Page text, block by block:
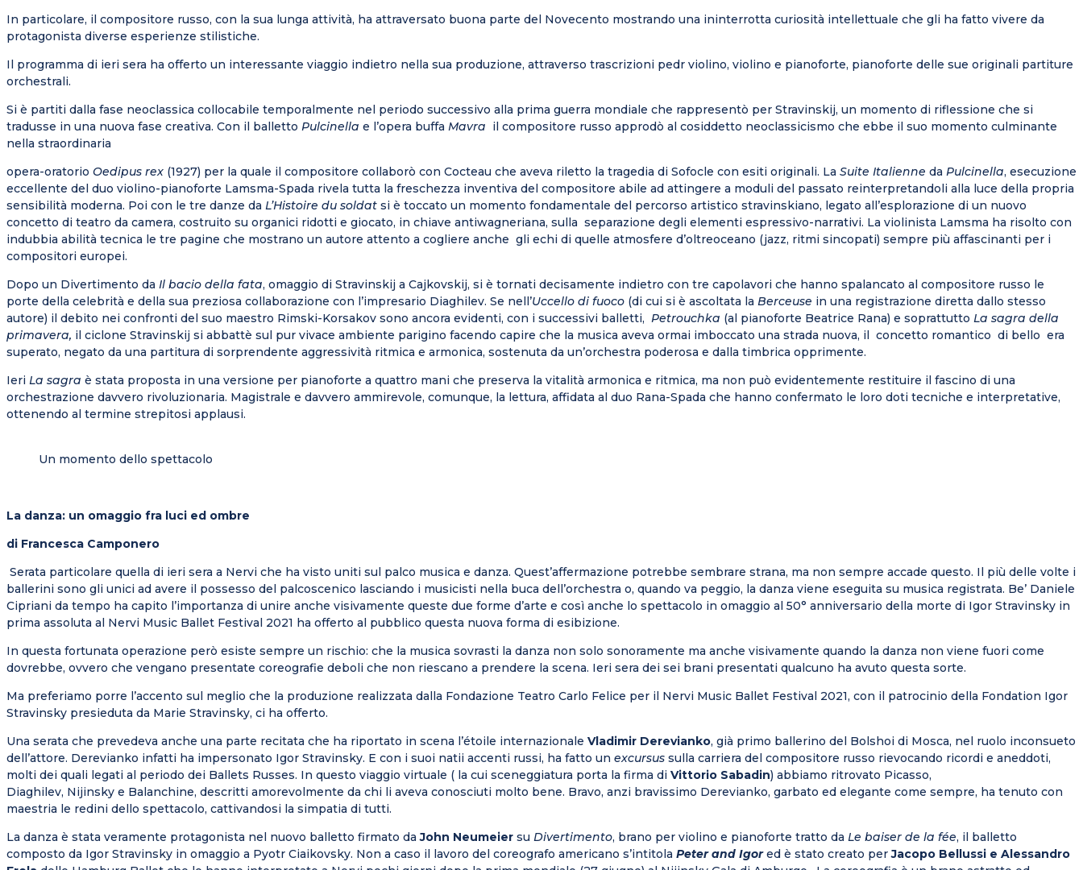
In particolare, il compositore russo, con la sua lunga attività, ha attraversato buona parte del Novecento mostrando una ininterrotta curiosità intellettuale che gli ha fatto vivere da
protagonista diverse esperienze stilistiche.
Il programma di ieri sera ha offerto un interessante viaggio indietro nella sua produzione, attraverso trascrizioni pedr violino, violino e pianoforte, pianoforte delle sue originali partiture
orchestrali.
Si è partiti dalla fase neoclassica collocabile temporalmente nel periodo successivo alla prima guerra mondiale che rappresentò per Stravinskij, un momento di riflessione che si
tradusse in una nuova fase creativa. Con il balletto Pulcinella e l’opera buffa Mavra il compositore russo approdò al cosiddetto neoclassicismo che ebbe il suo momento culminante
nella straordinaria
opera-oratorio Oedipus rex (1927) per la quale il compositore collaborò con Cocteau che aveva riletto la tragedia di Sofocle con esiti originali. La Suite Italienne da Pulcinella, esecuzione
eccellente del duo violino-pianoforte Lamsma-Spada rivela tutta la freschezza inventiva del compositore abile ad attingere a moduli del passato reinterpretandoli alla luce della propria
sensibilità moderna. Poi con le tre danze da L’Histoire du soldat si è toccato un momento fondamentale del percorso artistico stravinskiano, legato all’esplorazione di un nuovo
concetto di teatro da camera, costruito su organici ridotti e giocato, in chiave antiwagneriana, sulla separazione degli elementi espressivo-narrativi. La violinista Lamsma ha risolto con
indubbia abilità tecnica le tre pagine che mostrano un autore attento a cogliere anche gli echi di quelle atmosfere d’oltreoceano (jazz, ritmi sincopati) sempre più affascinanti per i
compositori europei.
Dopo un Divertimento da Il bacio della fata, omaggio di Stravinskij a Cajkovskij, si è tornati decisamente indietro con tre capolavori che hanno spalancato al compositore russo le
porte della celebrità e della sua preziosa collaborazione con l’impresario Diaghilev. Se nell’Uccello di fuoco (di cui si è ascoltata la Berceuse in una registrazione diretta dallo stesso
autore) il debito nei confronti del suo maestro Rimski-Korsakov sono ancora evidenti, con i successivi balletti, Petrouchka (al pianoforte Beatrice Rana) e soprattutto La sagra della
primavera, il ciclone Stravinskij si abbattè sul pur vivace ambiente parigino facendo capire che la musica aveva ormai imboccato una strada nuova, il concetto romantico di bello era
superato, negato da una partitura di sorprendente aggressività ritmica e armonica, sostenuta da un’orchestra poderosa e dalla timbrica opprimente.
Ieri La sagra è stata proposta in una versione per pianoforte a quattro mani che preserva la vitalità armonica e ritmica, ma non può evidentemente restituire il fascino di una
orchestrazione davvero rivoluzionaria. Magistrale e davvero ammirevole, comunque, la lettura, affidata al duo Rana-Spada che hanno confermato le loro doti tecniche e interpretative,
ottenendo al termine strepitosi applausi.
Un momento dello spettacolo
La danza: un omaggio fra luci ed ombre
di Francesca Camponero
Serata particolare quella di ieri sera a Nervi che ha visto uniti sul palco musica e danza. Quest’affermazione potrebbe sembrare strana, ma non sempre accade questo. Il più delle volte i
ballerini sono gli unici ad avere il possesso del palcoscenico lasciando i musicisti nella buca dell’orchestra o, quando va peggio, la danza viene eseguita su musica registrata. Be’ Daniele
Cipriani da tempo ha capito l’importanza di unire anche visivamente queste due forme d’arte e così anche lo spettacolo in omaggio al 50° anniversario della morte di Igor Stravinsky in
prima assoluta al Nervi Music Ballet Festival 2021 ha offerto al pubblico questa nuova forma di esibizione.
In questa fortunata operazione però esiste sempre un rischio: che la musica sovrasti la danza non solo sonoramente ma anche visivamente quando la danza non viene fuori come
dovrebbe, ovvero che vengano presentate coreografie deboli che non riescano a prendere la scena. Ieri sera dei sei brani presentati qualcuno ha avuto questa sorte.
Ma preferiamo porre l’accento sul meglio che la produzione realizzata dalla Fondazione Teatro Carlo Felice per il Nervi Music Ballet Festival 2021, con il patrocinio della Fondation Igor
Stravinsky presieduta da Marie Stravinsky, ci ha offerto.
Una serata che prevedeva anche una parte recitata che ha riportato in scena l’étoile internazionale Vladimir Derevianko, già primo ballerino del Bolshoi di Mosca, nel ruolo inconsueto
dell’attore. Derevianko infatti ha impersonato Igor Stravinsky. E con i suoi natii accenti russi, ha fatto un excursus sulla carriera del compositore russo rievocando ricordi e aneddoti,
molti dei quali legati al periodo dei Ballets Russes. In questo viaggio virtuale ( la cui sceneggiatura porta la firma di Vittorio Sabadin) abbiamo ritrovato Picasso,
Diaghilev, Nijinsky e Balanchine, descritti amorevolmente da chi li aveva conosciuti molto bene. Bravo, anzi bravissimo Derevianko, garbato ed elegante come sempre, ha tenuto con
maestria le redini dello spettacolo, cattivandosi la simpatia di tutti.
La danza è stata veramente protagonista nel nuovo balletto firmato daJohn Neumeier su Divertimento, brano per violino e pianoforte tratto da Le baiser de la fée, il balletto
composto da Igor Stravinsky in omaggio a Pyotr Ciaikovsky. Non a caso il lavoro del coreografo americano s’intitola Peter and Igored è stato creato perJacopo Bellussi e Alessandro